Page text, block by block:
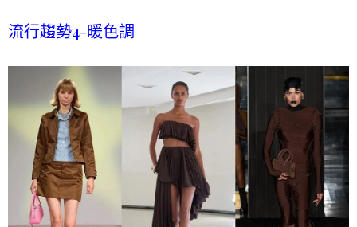
流行趨勢4-暖色調